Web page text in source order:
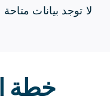
لا توجد بيانات متاحة
خطة